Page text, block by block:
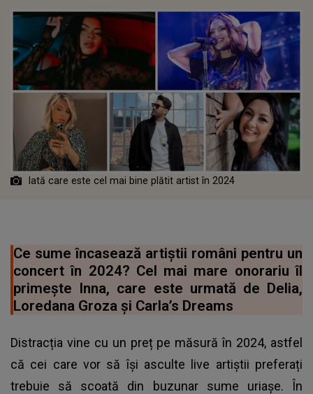
Iată care este cel mai bine plătit artist în 2024
Ce sume încasează artiștii români pentru un
concert în 2024? Cel mai mare onorariu îl
primește Inna, care este urmată de Delia,
Loredana Groza și Carla’s Dreams
Distracția vine cu un preț pe măsură în 2024, astfel
că cei care vor să își asculte live artiștii preferați
trebuie să scoată din buzunar sume uriașe. În